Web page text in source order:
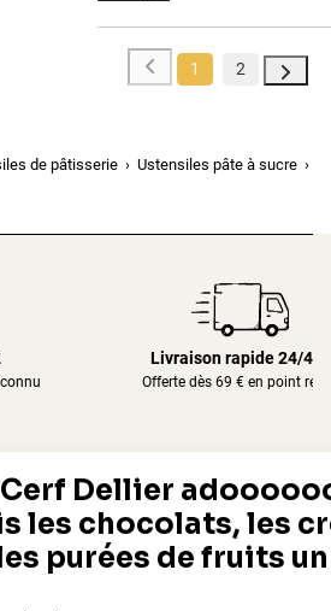
1 2
de pâtisserie Ustensiles pâte à sucre
Livraison rapide 24/48h
Offerte dès 69 € en point
et offres spéciales.